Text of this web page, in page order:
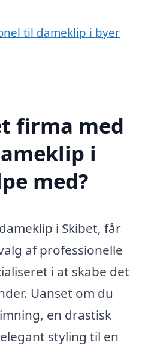
til dameklip i byer
firma med
i
med?
i Skibet, får
af professionelle
i at skabe det
Uanset om du
en drastisk
styling til en